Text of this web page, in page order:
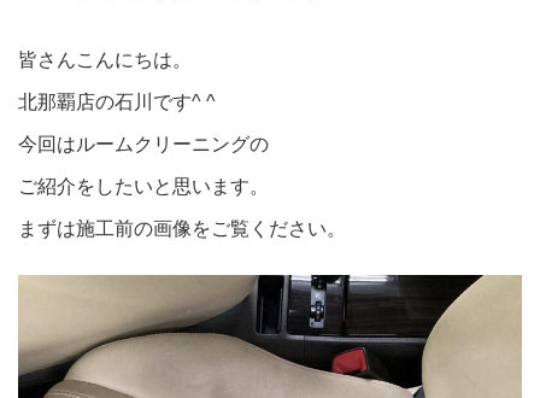
皆さんこんにちは。
北那覇店の石川です^ ^
今回はルームクリーニングの
ご紹介をしたいと思います。
まずは施工前の画像をご覧ください。